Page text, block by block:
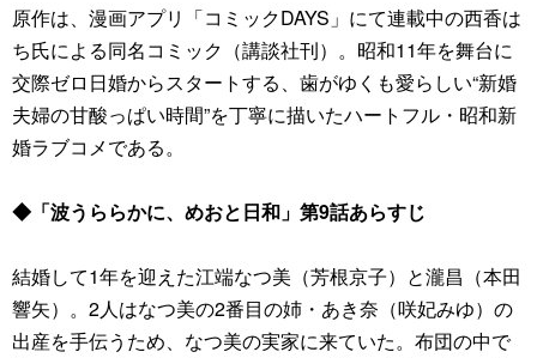
原作は、漫画アプリ「コミックDAYS」にて連載中の西香は
ち氏による同名コミック（講談社刊）。昭和11年を舞台に
交際ゼロ日婚からスタートする、歯がゆくも愛らしい“新婚
夫婦の甘酸っぱい時間”を丁寧に描いたハートフル・昭和新
婚ラブコメである。
◆「波うららかに、めおと日和」第9話あらすじ
結婚して1年を迎えた江端なつ美（芳根京子）と瀧昌（本田
響矢）。2人はなつ美の2番目の姉・あき奈（咲妃みゆ）の
出産を手伝うため、なつ美の実家に来ていた。布団の中で